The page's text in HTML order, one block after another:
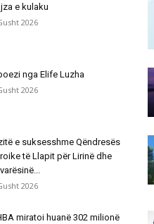
e kulaku
2026
nga Elife Luzha
2026
e suksesshme Qëndresës
të Llapit për Lirinë dhe
2026
miratoi huanë 302 milionë